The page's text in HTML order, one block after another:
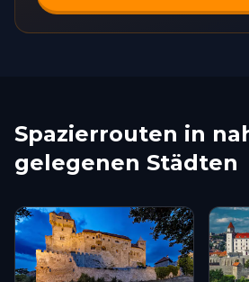
Spazierrouten in
gelegenen Städten